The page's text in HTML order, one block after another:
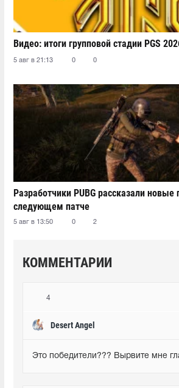
Видео: итоги групповой стадии PGS
5 авг в 21:13 0 0
Разработчики PUBG рассказали новые
следующем патче
5 авг в 13:50 0 2
КОММЕНТАРИИ
4
Desert Angel
Это победители??? Вырвите мне